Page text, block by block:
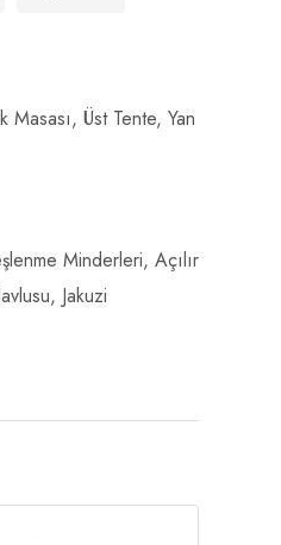
Üst Tente, Yan
Minderleri, Açılır
Jakuzi